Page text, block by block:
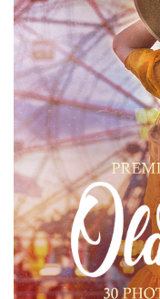
Large 6000*4000px
Entire Collection
(1783 Overlays)
Large 6000*4000px